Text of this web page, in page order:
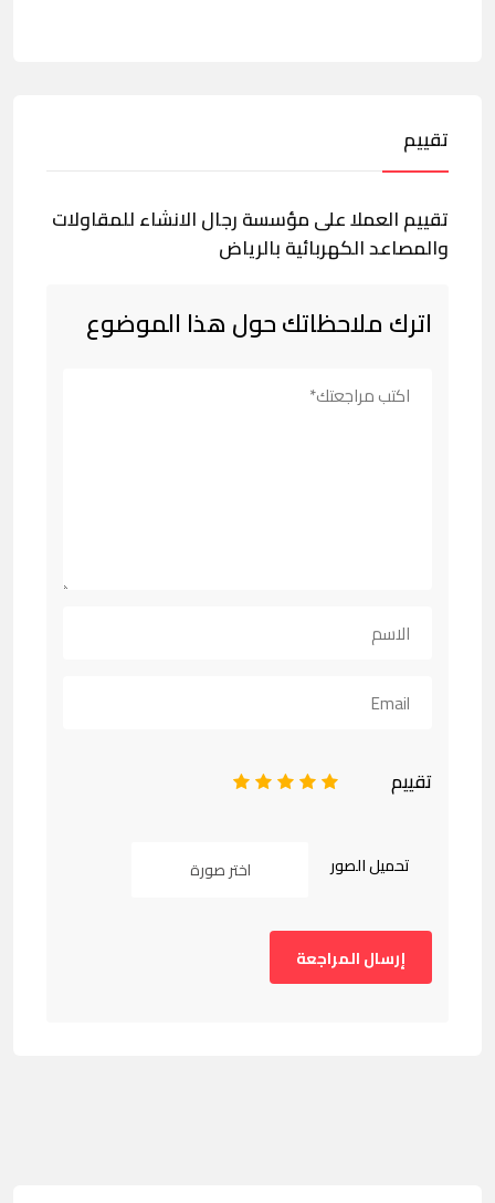
تقييم
تقييم العملا على مؤسسة رجال الانشاء للمقاولات
والمصاعد الكهربائية بالرياض
اترك ملاحظاتك حول هذا الموضوع
تقييم 5
4
3
2
تحميل الصور اختر صورة